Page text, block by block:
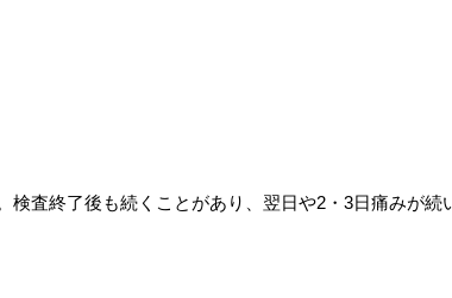
査終了後も続くことがあり、翌日や2・3日痛みが続